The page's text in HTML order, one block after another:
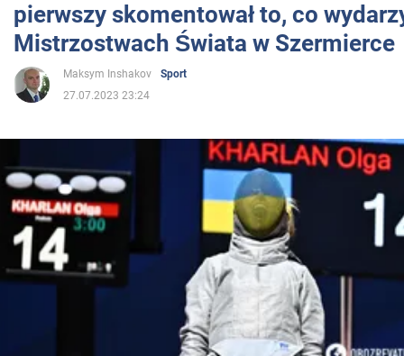
Rozrywka
Życie
Społeczeństwo
Wojna na Ukrainie
pierwszy skomentował to, co
Mistrzostwach Świata w Szermierce
Maksym Inshakov
Sport
27.07.2023 23:24